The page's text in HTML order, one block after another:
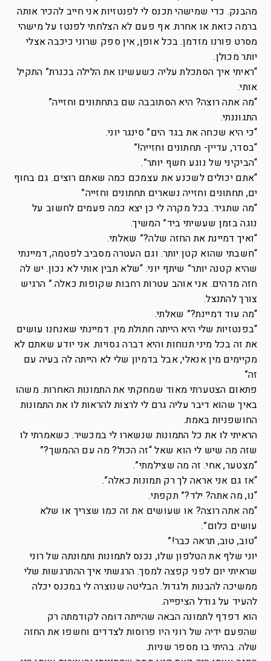
מהבנק. כדי שמישהי תכנס לי לפנטזיות אני חייב להכיר אותה
ברמה כזאת או אחרת. אף פעם לא הצלחתי לפנטז על מישהי
מסרט פורנו מזדמן. בכל אופן, אין ספק שרוני כיכבה אצלי
יותר מכולן.
“ראיתי איך הסתכלת עליה כשעשינו את הלילה בכנרת” התקיל
אותי.
“מה אתה רוצה? היא הסתובבה שם בתחתונים וחזייה”
התגוננתי.
“כי היא שכחה את בגד הים” סינגר יוני.
“בסדר, עדיין- תחתונים וחזייה!”
“הביקיני של נוגע חשף יותר”.
“אתם יכולים לשכנע את עצמכם כמה שאתם רוצים. גם בחוף
ים, תחתונים וחזייה נשארים תחתונים וחזייה”
“מה שתגיד. בכל מקרה לי כן יצא כמה פעמים לחשוב על
נוגה בזמן שעשיתי ביד” המשיך.
“ואיך דמיינת את החזה שלה?” שאלתי.
“חשבתי שהוא קטן יותר. וגם העטרה מסביב לפטמה, דמיינתי
שהיא קטנה יותר” שיתף יוני. “שלא תבין אותי לא נכון. יש לה
חזה מדהים. אני אוהב עטרות רחבות שקופות כאלה.” הרגיש
צורך להתנצל.
“מה עוד דמיינת?” שאלתי.
“בפנטזיות שלי היא הייתה חתולת מין. דמיינתי שאנחנו עושים
את זה בכל מיני תנוחות והיא דברה גסויות. אני יודע שאתם לא
מקיימים מין אנאלי, אבל בדמיון שלי לא הייתה לה בעיה עם
זה”
פתאום הצטערתי מאוד שמחקתי את התמונות האחרות. משהו
באיך שהוא דיבר עליה גרם לי לרצות להראות לו את התמונות
החושפניות באמת.
הראיתי לו את כל התמונות שנשארו לי במכשיר. כשאמרתי לו
שזה מה שיש לי הוא שאל “זה הכול? מה עם ההמשך?”
“מצטער, אחי. זה מה שצילמתי”.
“אז גם אני אראה לך רק תמונות כאלה”.
“נו, מה אתה? ילד?” תקפתי.
“מה אתה רוצה? או שעושים את זה כמו שצריך או שלא
עושים כלום”.
“טוב, טוב, תראה כבר!”
יוני שלף את הטלפון שלו, נכנס לתמונות ותמונתה של רוני
שראיתי יום לפני קפצה למסך. הרגשתי איך ההתרגשות שלי
ממשיכה להבנות ולגדול. הבליטה שנוצרה לי במכנס יכלה
להעיד על גודל הציפייה.
הוא דפדף לתמונה הבאה שהייתה דומה לקודמתה רק
שהפעם ידיה של רוני היו פרוסות לצדדים וחשפו את החזה
שלה. בהיתי בו מספר שניות.